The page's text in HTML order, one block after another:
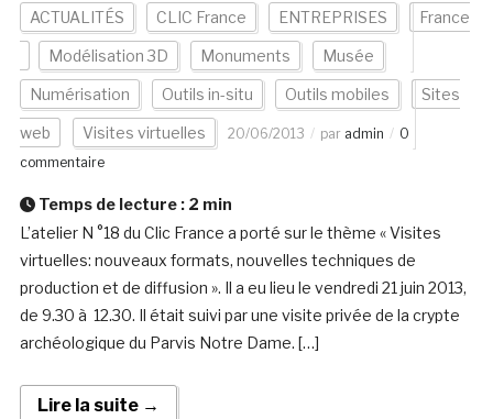
ACTUALITÉS CLIC France ENTREPRISES France
Modélisation 3D Monuments Musée
Numérisation Outils in-situ Outils mobiles Sites
web Visites virtuelles 20/06/2013 par admin
0
commentaire
Temps de lecture : 2 min
L’atelier N °18 du Clic France a porté sur le thème « Visites
virtuelles: nouveaux formats, nouvelles techniques de
production et de diffusion ». Il a eu lieu le vendredi 21 juin 2013,
de 9.30 à 12.30. Il était suivi par une visite privée de la crypte
archéologique du Parvis Notre Dame. […]
Lire la suite →